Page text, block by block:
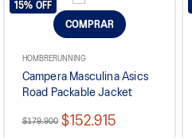
COMPRAR
HOMBRERUNNING
Campera Masculina Asics
Road Packable Jacket
$179.900 $152.915
15% OFF